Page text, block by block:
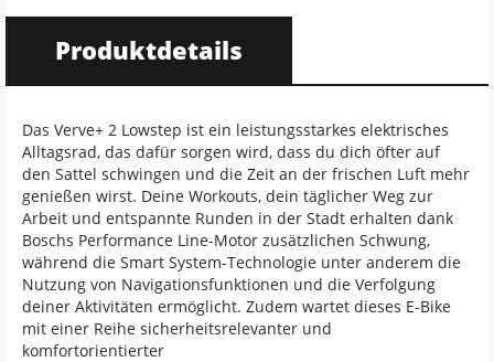
Produktdetails
Das Verve+ 2 Lowstep ist ein leistungsstarkes elektrisches
Alltagsrad, das dafür sorgen wird, dass du dich öfter auf
den Sattel schwingen und die Zeit an der frischen Luft mehr
genießen wirst. Deine Workouts, dein täglicher Weg zur
Arbeit und entspannte Runden in der Stadt erhalten dank
Boschs Performance Line-Motor zusätzlichen Schwung,
während die Smart System-Technologie unter anderem die
Nutzung von Navigationsfunktionen und die Verfolgung
deiner Aktivitäten ermöglicht. Zudem wartet dieses E-Bike
mit einer Reihe sicherheitsrelevanter und
komfortorientierter